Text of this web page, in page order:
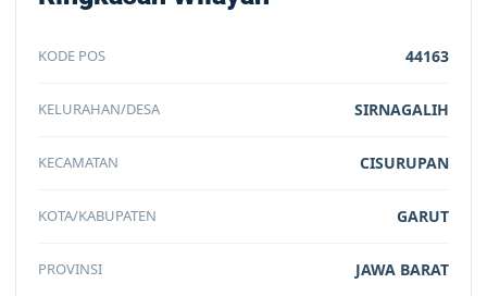
KODE POS 44163
KELURAHAN/DESA SIRNAGALIH
KECAMATAN CISURUPAN
KOTA/KABUPATEN GARUT
PROVINSI JAWA BARAT